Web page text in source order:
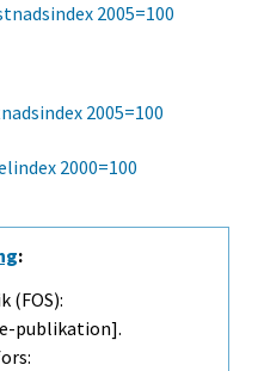
2005=100
2005=100
2000=100
:
(FOS):
publikation].